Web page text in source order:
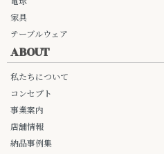
家具
テーブルウェア
ABOUT
私たちについて
コンセプト
事業案内
店舗情報
納品事例集